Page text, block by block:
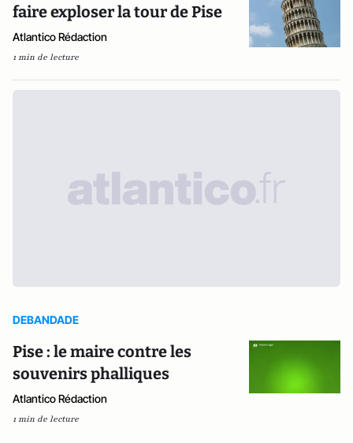
faire exploser la tour de Pise
Atlantico Rédaction
1 min de lecture
DEBANDADE
Pise : le maire contre les
souvenirs phalliques
Atlantico Rédaction
1 min de lecture